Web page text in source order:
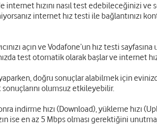
internet hızını nasıl test edebileceğinizi
internet hız testi ile bağlantınızı
açın ve Vodafone’un hız testi
test otomatik olarak başlar ve internet
doğru sonuçlar alabilmek için
sonuçlarını olumsuz etkileyebilir.
indirme hızı (Download), yükleme hızı
ise en az 5 Mbps olması gerektiğini